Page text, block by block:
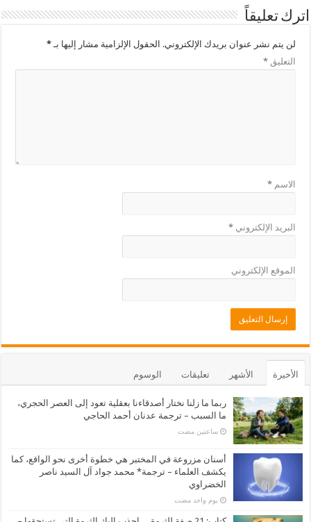
اترك تعليقاً
لن يتم نشر عنوان بريدك الإلكتروني. الحقول الإلزامية مشار إليها بـ*
التعليق*
الاسم*
البريد الإلكتروني*
الموقع الإلكتروني
الأخيرة الأشهر تعليقات الوسوم
ربما ما زلنا نختار أصدقاءنا بعقلية تعود إلى العصر الحجري،
ما السبب – ترجمة عدنان أحمد الحاجي
‏ساعتين مضت
أسنان مزروعة في المختبر هي خطوة أخرى نحو الواقع، كما
يكشف العلماء – ترجمة* محمد جواد آل السيد ناصر
الخضراوي
‏يوم واحد مضت